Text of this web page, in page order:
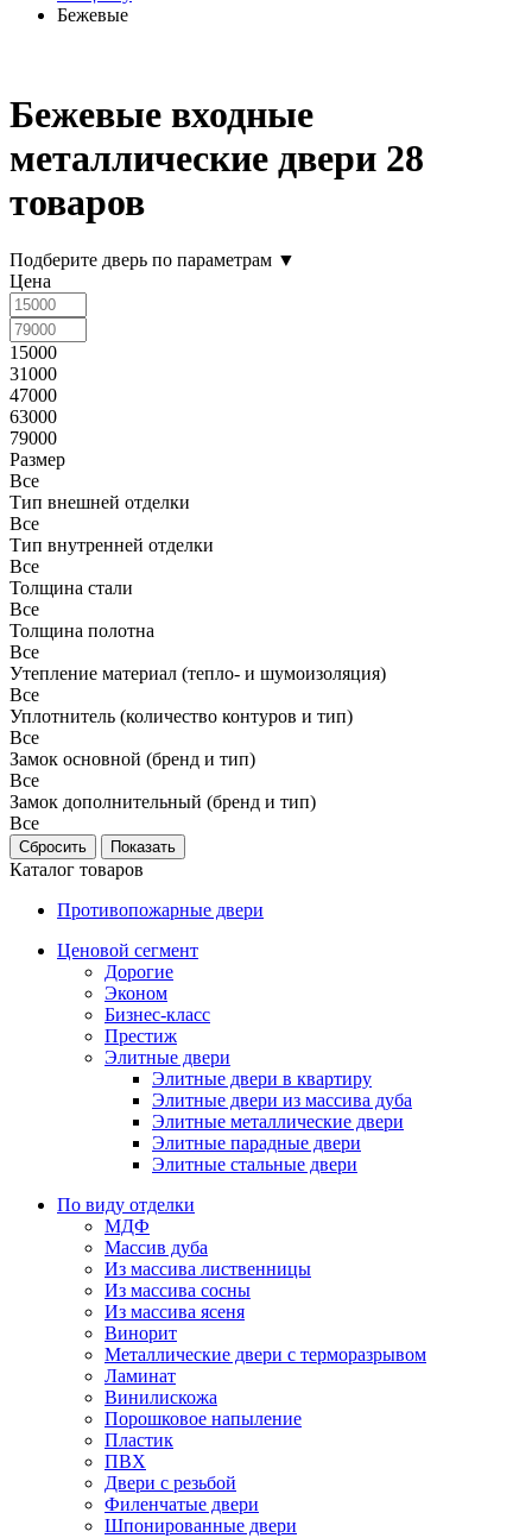
Бежевые
Бежевые входные
металлические двери 28
товаров
Подберите дверь по параметрам ▼
Цена
15000
31000
47000
63000
79000
Размер
Все
Тип внешней отделки
Все
Тип внутренней отделки
Все
Толщина стали
Все
Толщина полотна
Все
Утепление материал (тепло- и шумоизоляция)
Все
Уплотнитель (количество контуров и тип)
Все
Замок основной (бренд и тип)
Все
Замок дополнительный (бренд и тип)
Все
Каталог товаров
Противопожарные двери
Ценовой сегмент
Дорогие
Эконом
Бизнес-класс
Престиж
Элитные двери
Элитные двери в квартиру
Элитные двери из массива дуба
Элитные металлические двери
Элитные парадные двери
Элитные стальные двери
По виду отделки
МДФ
Массив дуба
Из массива лиственницы
Из массива сосны
Из массива ясеня
Винорит
Металлические двери с терморазрывом
Ламинат
Винилискожа
Порошковое напыление
Пластик
ПВХ
Двери с резьбой
Филенчатые двери
Шпонированные двери